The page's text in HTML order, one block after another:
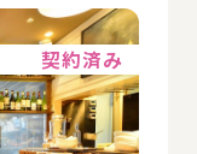
契約済み